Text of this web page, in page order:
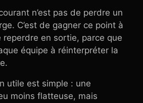
n’est pas de perdre un
C’est de gagner ce point à
reperdre en sortie, parce que
équipe à réinterpréter la
utile est simple : une
moins flatteuse, mais